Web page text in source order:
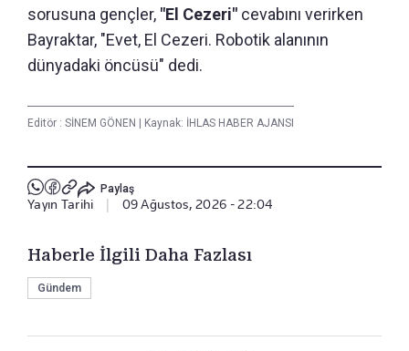
sorusuna gençler, "El Cezeri" cevabını verirken
Bayraktar, "Evet, El Cezeri. Robotik alanının
dünyadaki öncüsü" dedi.
Editör : SİNEM GÖNEN Kaynak: İHLAS HABER AJANSI
Paylaş
Yayın Tarihi 09 Ağustos, 2026 - 22:04
Haberle İlgili Daha Fazlası
Gündem